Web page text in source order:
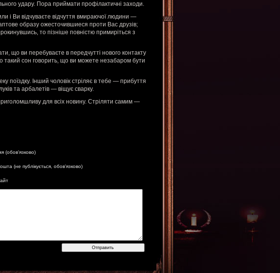
удару. Пора приймати профілактичні заходи.
і Ви відчуваєте відчуття вмираючої людини —
образу ожесточившиеся проти Вас друзів;
то пізніше повністю примиріться з
що ви перебуваєте в передчутті нового контакту
такий сон говорить, що ви можете незабаром бути
поїздку. Інший чоловік стріляє в тебе — прибуття
та арбалетів — віщує сварку.
для всіх новину. Стріляти самим —
(обов'язково)
(не публікується, обов'язково)